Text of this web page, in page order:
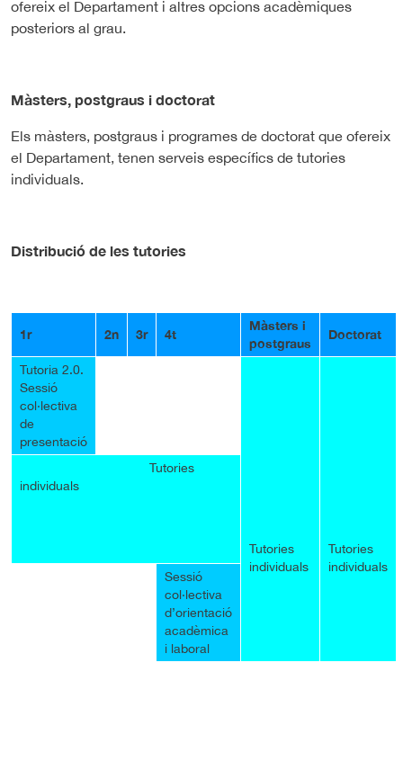
ofereix el Departament i altres opcions acadèmiques
posteriors al grau.
Màsters, postgraus i doctorat
Els màsters, postgraus i programes de doctorat que ofereix
el Departament, tenen serveis específics de tutories
individuals.
Distribució de les tutories
1r 2n 3r 4t
Màsters i
postgraus
Doctorat
Tutoria 2.0.
Sessió
col·lectiva
de
presentació
Tutories
individuals
Tutories
individuals
Tutories
individuals
Sessió
col·lectiva
d’orientació
acadèmica
i laboral